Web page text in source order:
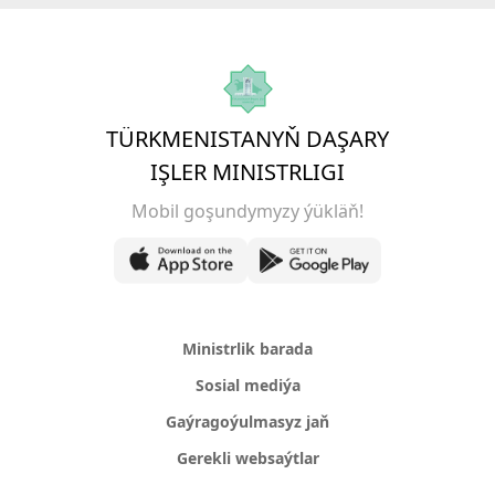
TÜRKMENISTANYŇ DAŞARY
IŞLER MINISTRLIGI
Mobil goşundymyzy ýükläň!
Ministrlik barada
Sosial mediýa
Gaýragoýulmasyz jaň
Gerekli websaýtlar